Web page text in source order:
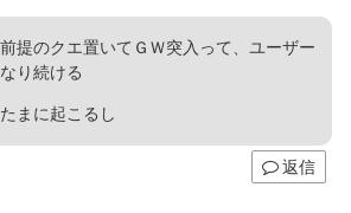
提のクエ置いてＧＷ突入って、ユーザー
り続ける
まに起こるし
返信